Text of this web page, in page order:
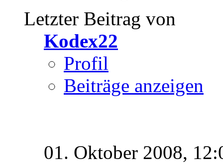
Letzter Beitrag von
Kodex22
Profil
Beiträge anzeigen
01. Oktober 2008,